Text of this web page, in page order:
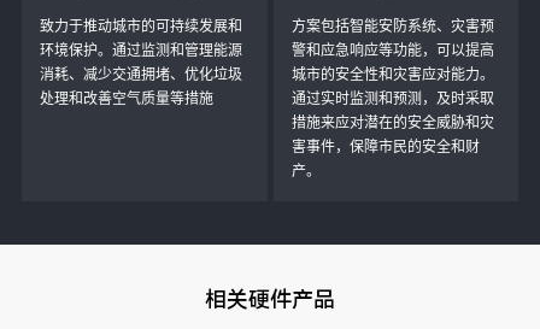
致力于推动城市的可持续发展和
环境保护。通过监测和管理能源
消耗、减少交通拥堵、优化垃圾
处理和改善空气质量等措施
方案包括智能安防系统、灾害预
警和应急响应等功能，可以提高
城市的安全性和灾害应对能力。
通过实时监测和预测，及时采取
措施来应对潜在的安全威胁和灾
害事件，保障市民的安全和财
产。
相关硬件产品